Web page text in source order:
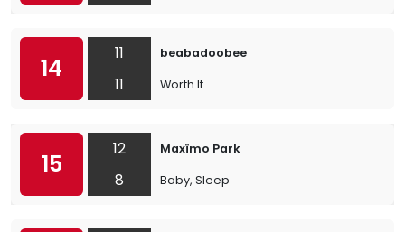
14
11
11
beabadoobee
Worth It
15
12
8
Maxïmo Park
Baby, Sleep